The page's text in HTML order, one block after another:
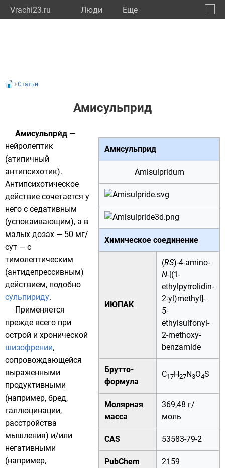
Vrachi23.ru Люди Eще
Статьи
Амисульприд
Амисульприд
Amisulpridum
Химическое соединение
ИЮПАК
(RS)-4-amino-
N-[(1-
ethylpyrrolidin-
2-yl)methyl]-
5-
ethylsulfonyl-
2-methoxy-
benzamide
Брутто-
формула
C17H27N3O4S
Молярная
масса
369,48 г/
моль
CAS 53583-79-2
PubChem 2159
Амисульпри́д —
нейролептик
(атипичный
антипсихотик).
Антипсихотическое
действие сочетается у
него с седативным
(успокаивающим), а в
малых дозах — 50 мг/
сут — с
тимолептическим
(антидепрессивным)
действием, подобно
сульпириду.
Применяется
прежде всего при
острой и хронической
шизофрении,
сопровождающейся
выраженными
продуктивными
(например, бред,
галлюцинации,
расстройства
мышления) и/или
негативными
(например,